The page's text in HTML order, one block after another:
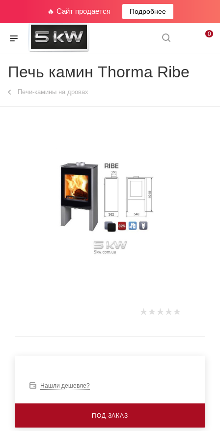
🔥 Сайт продается Подробнее
0
Печь камин Thorma Ribe
Печи-камины на дровах
Нашли дешевле?
ПОД ЗАКАЗ